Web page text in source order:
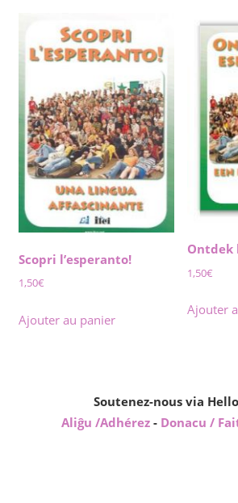
Scopri l’esperanto!
1,50€
Ajouter au panier
Ontdek
1,50€
Ajouter
Soutenez-nous via
Aliĝu /Adhérez - Donacu /